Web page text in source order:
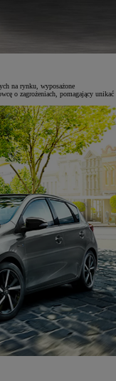
na rynku, wyposażone
o zagrożeniach, pomagający unikać